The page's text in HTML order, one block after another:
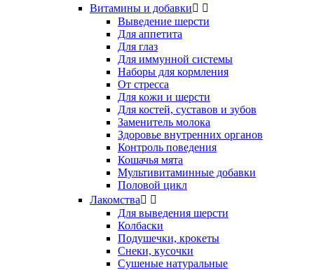
Витамины и добавки 
Выведение шерсти
Для аппетита
Для глаз
Для иммунной системы
Наборы для кормления
От стресса
Для кожи и шерсти
Для костей, суставов и зубов
Заменитель молока
Здоровье внутренних органов
Контроль поведения
Кошачья мята
Мультивитаминные добавки
Половой цикл
Лакомства 
Для выведения шерсти
Колбаски
Подушечки, крокеты
Снеки, кусочки
Сушеные натуральные